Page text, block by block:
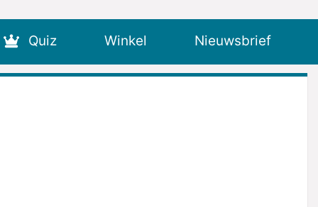
Quiz Winkel
Nieuwsbrief